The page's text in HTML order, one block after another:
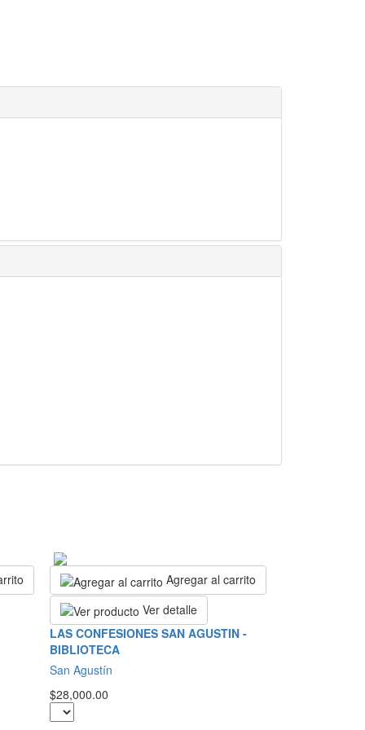
Agregar al carrito
Ver detalle
LAS CONFESIONES SAN AGUSTIN -
BIBLIOTECA
San Agustín
$28,000.00